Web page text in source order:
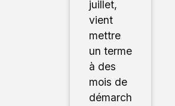
juillet,
vient
mettre
un terme
à des
mois de
démarch